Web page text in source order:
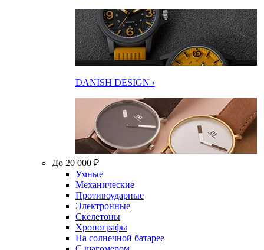
DANISH DESIGN ›
До 20 000 ₽
Умные
Механические
Противоударные
Электронные
Скелетоны
Хронографы
На солнечной батарее